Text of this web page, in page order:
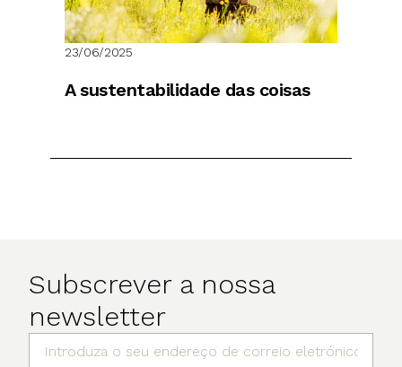
23/06/2025
A sustentabilidade das coisas
Subscrever a nossa
newsletter